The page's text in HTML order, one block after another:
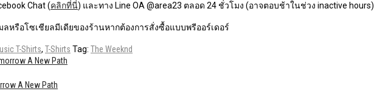
Chat (คลิกที่นี่) และทาง Line OA @area23 ตลอด 24 ชั่วโมง (อาจตอบช้าในช่วง inactive hours)
รือโซเชียลมีเดียของร้านหากต้องการสั่งซื้อแบบพรีออร์เดอร์
T-Shirts, T-Shirts Tag: The Weeknd
A New Path